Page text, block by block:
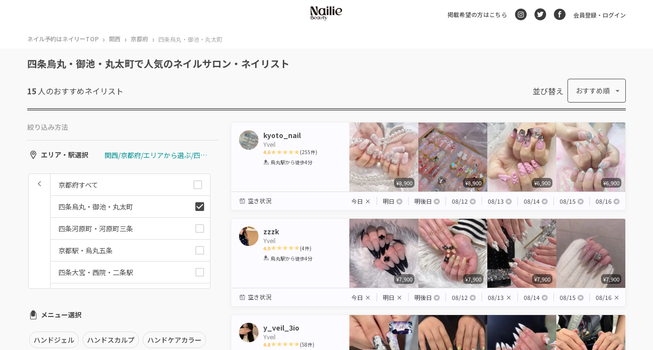
掲載希望の方はこちら 会員登録・ログイン
ネイル予約はネイリーTOP › 関西 › 京都府 › 四条烏丸・御池・丸太町
四条烏丸・御池・丸太町で人気のネイルサロン・ネイリスト
15 人のおすすめネイリスト 並び替え おすすめ順
絞り込み方法
エリア・駅選択 関西/京都府/エリアから選ぶ/四条烏丸・御池・丸太町
京都府すべて
四条烏丸・御池・丸太町
四条河原町・河原町三条
京都駅・烏丸五条
四条大宮・西院・二条駅
上京区・左京区・北区
山科・東山
メニュー選択
ハンドジェル ハンドスカルプ ハンドケアカラー
kyoto_nail
Yveil
4.6
1 2 3 4 5
(255件)
烏丸駅から徒歩4分
¥8,900 ¥8,900 ¥6,900 ¥6,900
空き状況 今日 × 明日 ◎ 明後日 ◎ 08/12 ◎ 08/13 ◎ 08/14 ◎ 08/15 ◎ 08/16 ◎
zzzk
Yveil
4.9
1 2 3 4 5
(4件)
烏丸駅から徒歩4分
¥7,900 ¥7,900 ¥7,900 ¥7,900
空き状況 今日 × 明日 × 明後日 ◎ 08/12 ◎ 08/13 × 08/14 ◎ 08/15 ◎ 08/16 ×
y_veil_3io
Yveil
4.8 (58件)